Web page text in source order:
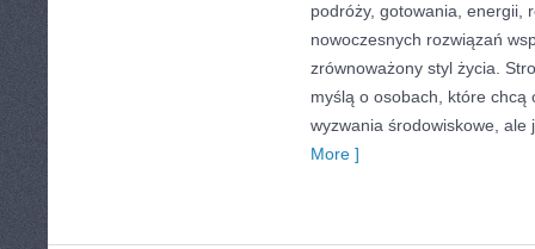
podróży, gotowania, energii,
nowoczesnych rozwiązań
zrównoważony styl życia.
myślą o osobach, które chcą
wyzwania środowiskowe, ale
More ]